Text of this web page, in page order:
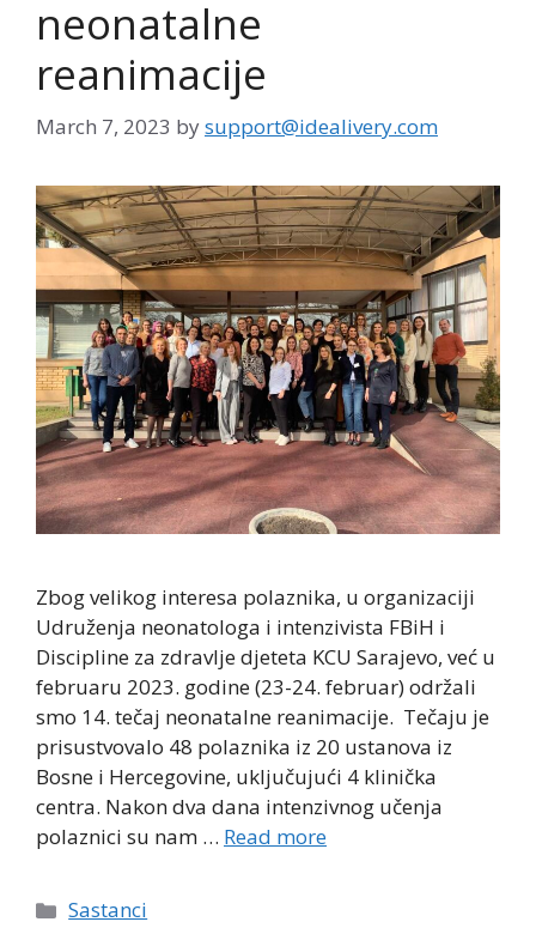
neonatalne
reanimacije
March 7, 2023 bysupport@idealivery.com
Zbog velikog interesa polaznika, u organizaciji
Udruženja neonatologa i intenzivista FBiH i
Discipline za zdravlje djeteta KCU Sarajevo, već u
februaru 2023. godine (23-24. februar) održali
smo 14. tečaj neonatalne reanimacije. Tečaju je
prisustvovalo 48 polaznika iz 20 ustanova iz
Bosne i Hercegovine, uključujući 4 klinička
centra. Nakon dva dana intenzivnog učenja
polaznici su nam … Read more
Categories
Sastanci